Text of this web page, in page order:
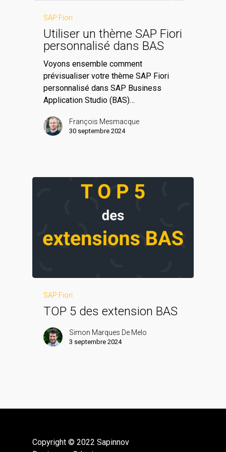
SAP Fiori
Utiliser un thème SAP Fiori
personnalisé dans BAS
Voyons ensemble comment
prévisualiser votre thème SAP Fiori
personnalisé dans SAP Business
Application Studio (BAS)…
François Mesmacque
30 septembre 2024
SAP Fiori
TOP 5 des extension BAS
Simon Marques De Melo
3 septembre 2024
Copyright © 2022 Sapinnov